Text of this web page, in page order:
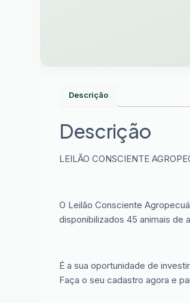
Descrição
Descrição
LEILÃO CONSCIENTE
O Leilão Consciente
disponibilizados 45 animais de
É a sua oportunidade de
Faça o seu cadastro agora e